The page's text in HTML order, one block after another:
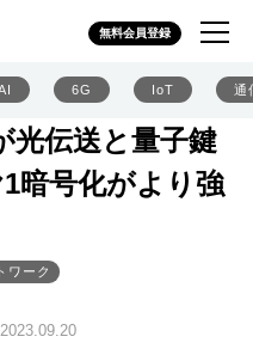
無料会員登録
6G IoT 通
伝送と量子鍵
暗号化がより強
ワーク
2023.09.20